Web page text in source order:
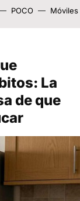
POCO Móviles
La
de que